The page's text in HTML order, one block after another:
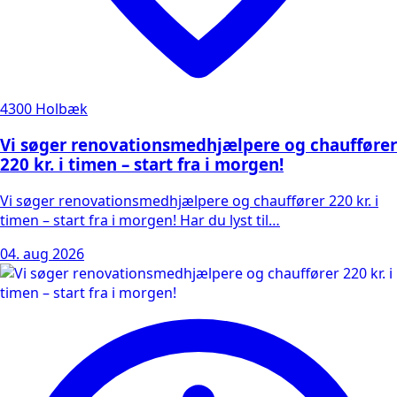
4300 Holbæk
Vi søger renovationsmedhjælpere og chauffører
220 kr. i timen – start fra i morgen!
Vi søger renovationsmedhjælpere og chauffører 220 kr. i
timen – start fra i morgen! Har du lyst til…
04. aug 2026